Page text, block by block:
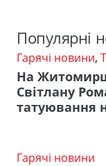
Популярні
Гарячі новини,
На
Світлану
татуювання
Гарячі новини